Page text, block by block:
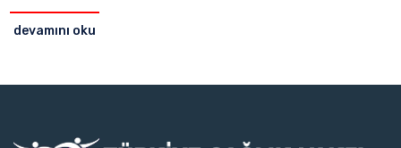
devamını oku